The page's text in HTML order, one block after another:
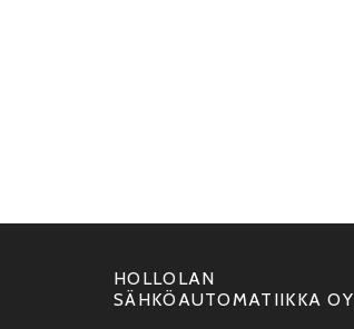
HOLLOLAN
SÄHKÖAUTOMATIIKKA OY